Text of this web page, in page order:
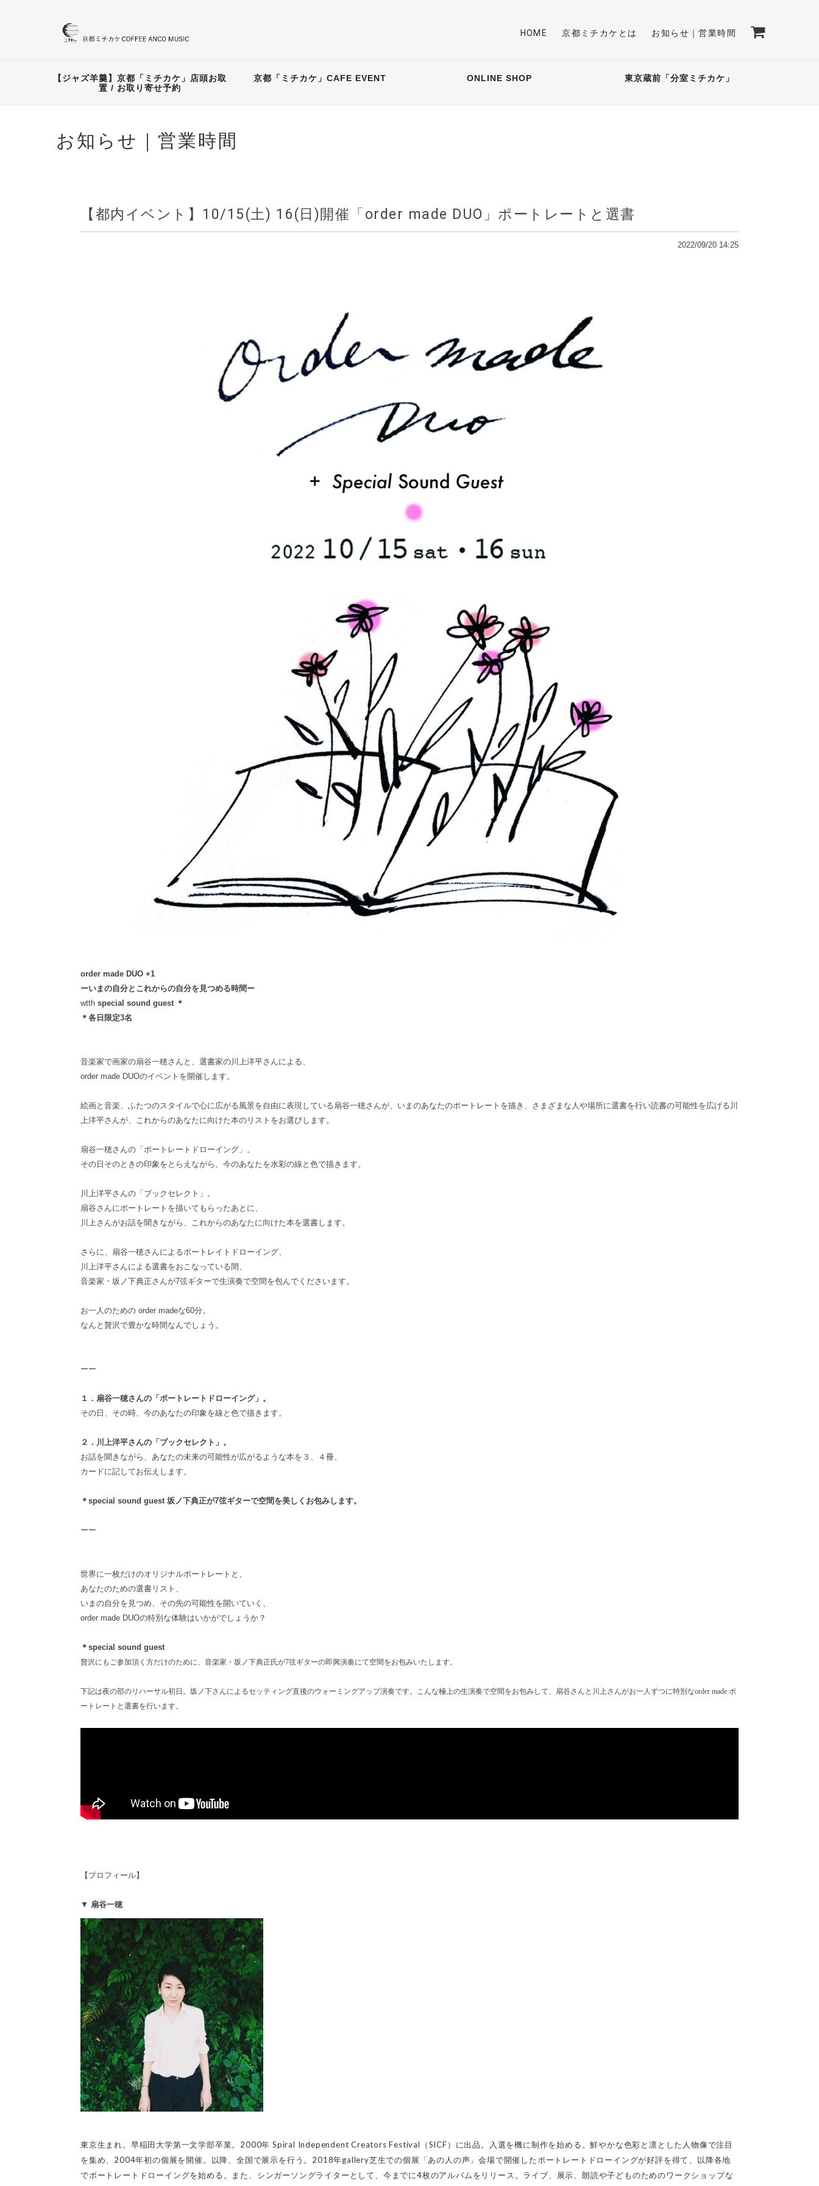
HOME 京都ミチカケとは お知らせ｜営業時間
【ジャズ羊羹】京都「ミチカケ」店頭お取
置 / お取り寄せ予約
京都「ミチカケ」CAFE EVENT ONLINE SHOP 東京蔵前「分室ミチカケ」
お知らせ｜営業時間
【都内イベント】10/15(土) 16(日)開催「order made DUO」ポートレートと選書
2022/09/20 14:25
order made DUO +1
ーいまの自分とこれからの自分を見つめる時間ー
wtth special sound guest ＊
＊各日限定3名
音楽家で画家の扇谷一穂さんと、選書家の川上洋平さんによる、
order made DUOのイベントを開催します。
絵画と音楽、 ふたつのスタイルで心に広がる風景を自由に表現している扇谷一穂さんが、いまのあなたのポートレートを描き、 さまざまな人や場所に選書を行い読書の可能性を広げる川
上洋平さ んが、これからのあなたに向けた本のリストをお選びします。
扇谷一穂さんの「ポートレートドローイング」。
その日そのときの印象をとらえながら、 今のあなたを水彩の線と色で描きます。
川上洋平さんの「ブックセレクト」。
扇谷さんにポートレートを描いてもらったあとに、
川上さんがお話を聞きながら、
これからのあなたに向けた本を選書します。
さらに、扇谷一穂さんによるポートレイトドローイング、
川上洋平さんによる選書をおこなっている間、
音楽家・坂ノ下典正さんが7弦ギターで生演奏で空間を包んでくださいます。
お一人のための order madeな60分。
なんと贅沢で豊かな時間なんでしょう。
ーー
１．扇谷一穂さんの「ポートレートドローイング」。
その日、その時、今のあなたの印象を線と色で描きます。
２．川上洋平さんの「ブックセレクト」。
お話を聞きながら、あなたの未来の可能性が広がるような本を３、
４冊、
カードに記してお伝えします。
＊special sound guest 坂ノ下典正が7弦ギターで空間を美しくお包みします。
ーー
世界に一枚だけのオリジナルポートレートと、
あなたのための選書リスト、
いまの自分を見つめ、その先の可能性を開いていく、
order made DUOの特別な体験はいかがでしょうか？
＊special sound guest
贅沢にもご参加頂く方だけのために、音楽家・坂ノ下典正氏が7弦ギターの即興演奏にて空間をお包みいたします。
下記は夜の部のリハーサル初日。坂ノ下さんによるセッティング直後のウォーミングアップ演奏です。こんな極上の生演奏で空間をお包みして、扇谷さんと川上さんがお一人ずつに特別なorder made ポ
ートレートと選書を行います。
【プロフィール】
▼ 扇谷一穂
東京生まれ。早稲田大学第一文学部卒業。2000年 Spiral Independent Creators Festival（SICF）に出品。入選を機に制作を始める。鮮やかな色彩と凛とした人物像で注目
を集め、 2004年初の個展を開催。以降、全国で展示を行う。 2018年gallery芝生での個展「あの人の声」会場で開催したポートレートドローイングが好評を得て、 以降各地
でポートレートドローイングを始める。また、 シンガーソングライターとして、 今までに4枚のアルバムをリリース。ライブ、展示、朗読や子どものためのワークショップな